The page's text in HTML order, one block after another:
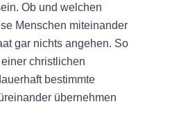
Ob und welchen
Menschen miteinander
gar nichts angehen. So
christlichen
bestimmte
übernehmen